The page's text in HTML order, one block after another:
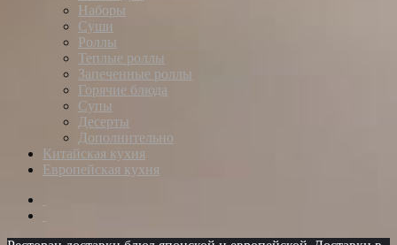
Наборы
Суши
Роллы
Теплые роллы
Запеченные роллы
Горячие блюда
Супы
Десерты
Дополнительно
Китайская кухня
Европейская кухня